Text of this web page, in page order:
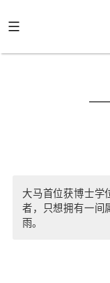
to
content
大马首位获博士学
者，只想拥有一间
雨。